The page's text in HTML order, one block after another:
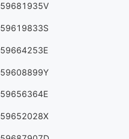
59681935V
59619833S
59664253E
59608899Y
59656364E
59652028X